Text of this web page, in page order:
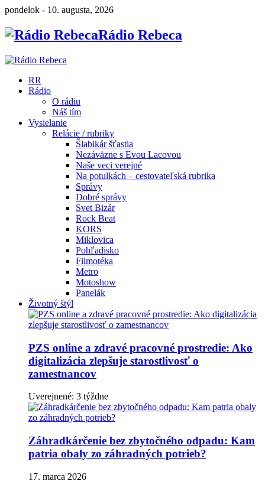
pondelok - 10. augusta, 2026
Rádio Rebeca
RR
Rádio
O rádiu
Náš tím
Vysielanie
Relácie / rubriky
Šlabikár šťastia
Nezáväzne s Evou Lacovou
Naše veci verejné
Na potulkách – cestovateľská rubrika
Správy
Dobré správy
Svet Bizár
Rock Beat
KORS
Miklovica
Pohľadisko
Filmotéka
Metro
Motoshow
Panelák
Životný štýl
PZS online a zdravé pracovné prostredie: Ako
digitalizácia zlepšuje starostlivosť o
zamestnancov
Uverejnené: 3 týždne
Záhradkárčenie bez zbytočného odpadu: Kam
patria obaly zo záhradných potrieb?
17. marca 2026